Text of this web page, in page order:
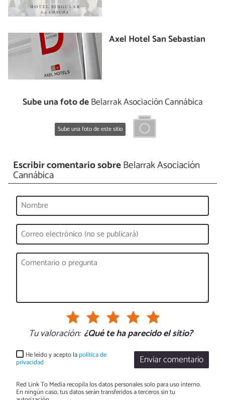
Axel Hotel San Sebastian
Sube una foto deBelarrak Asociación Cannábica
Sube una foto de este sitio
Escribir comentario sobreBelarrak Asociación
Cannábica
Tu valoración: ¿Qué te ha parecido el sitio?
Enviar comentario
He leído y acepto lapolítica de
privacidad
Red Link To Media recopila los datos personales solo para uso interno.
En ningún caso, tus datos serán transferidos a terceros sin tu